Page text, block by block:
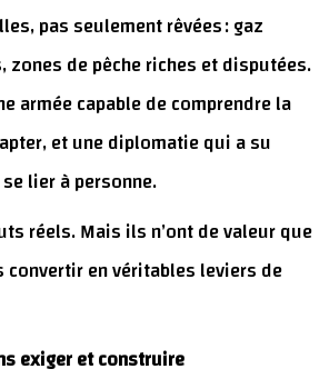
pas seulement rêvées : gaz
de pêche riches et disputées.
armée capable de comprendre la
et une diplomatie qui a su
lier à personne.
réels. Mais ils n’ont de valeur que
en véritables leviers de
exiger et construire